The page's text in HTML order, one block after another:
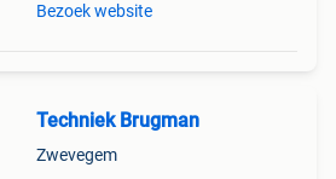
Bezoek website
Techniek Brugman
Zwevegem